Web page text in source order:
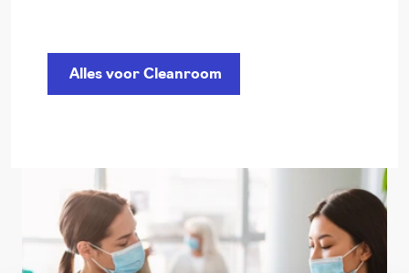
Alles voor Cleanroom